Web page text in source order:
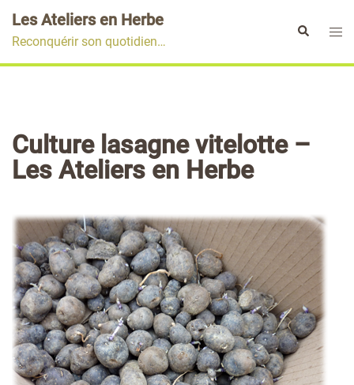
au
contenu
Les Ateliers en Herbe
Reconquérir son quotidien…
Rechercher
Culture lasagne vitelotte –
Les Ateliers en Herbe